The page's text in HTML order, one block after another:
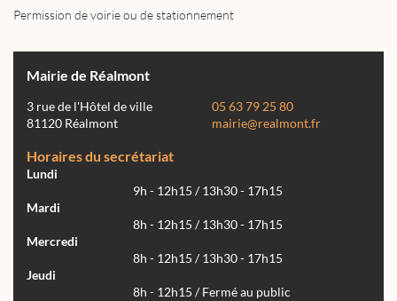
Permission de voirie ou de stationnement
Mairie de Réalmont
3 rue de l'Hôtel de ville
81120 Réalmont
05 63 79 25 80
mairie@realmont.fr
Horaires du secrétariat
Lundi
9h - 12h15 / 13h30 - 17h15
Mardi
8h - 12h15 / 13h30 - 17h15
Mercredi
8h - 12h15 / 13h30 - 17h15
Jeudi
8h - 12h15 / Fermé au public